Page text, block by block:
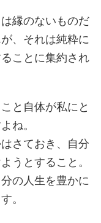
縁のないものだ
、それは純粋に
ことに集約され
と自体が私にと
ね。
さておき、自分
うとすること。
の人生を豊かに
。